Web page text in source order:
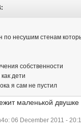
по несушим стенам
собственности
дети
я сам не пустил
маленькой двушке
06 December 2011 -